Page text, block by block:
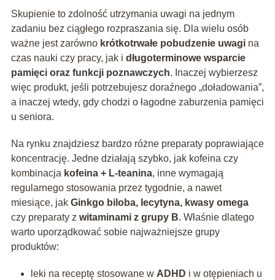
Skupienie to zdolność utrzymania uwagi na jednym
zadaniu bez ciągłego rozpraszania się. Dla wielu osób
ważne jest zarówno krótkotrwałe pobudzenie uwagina
czas nauki czy pracy, jak i długoterminowe wsparcie
pamięci oraz funkcji poznawczych. Inaczej wybierzesz
więc produkt, jeśli potrzebujesz doraźnego „doładowania”,
a inaczej wtedy, gdy chodzi o łagodne zaburzenia pamięci
u seniora.
Na rynku znajdziesz bardzo różne preparaty poprawiające
koncentrację. Jedne działają szybko, jak kofeina czy
kombinacja kofeina + L-teanina, inne wymagają
regularnego stosowania przez tygodnie, a nawet
miesiące, jak Ginkgo biloba, lecytyna, kwasy omega
czy preparaty z witaminami z grupy B. Właśnie dlatego
warto uporządkować sobie najważniejsze grupy
produktów:
leki na receptę stosowane w ADHD i w otępieniach u